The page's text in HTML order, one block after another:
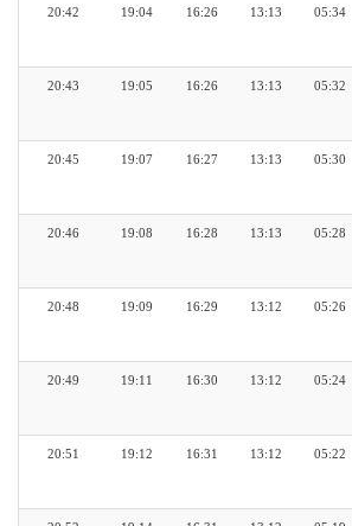
05:34
13:13
16:26
19:04
20:42
05:32
13:13
16:26
19:05
20:43
05:30
13:13
16:27
19:07
20:45
05:28
13:13
16:28
19:08
20:46
05:26
13:12
16:29
19:09
20:48
05:24
13:12
16:30
19:11
20:49
05:22
13:12
16:31
19:12
20:51